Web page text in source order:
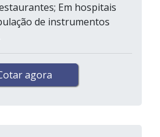
Em hospitais
de instrumentos
agora